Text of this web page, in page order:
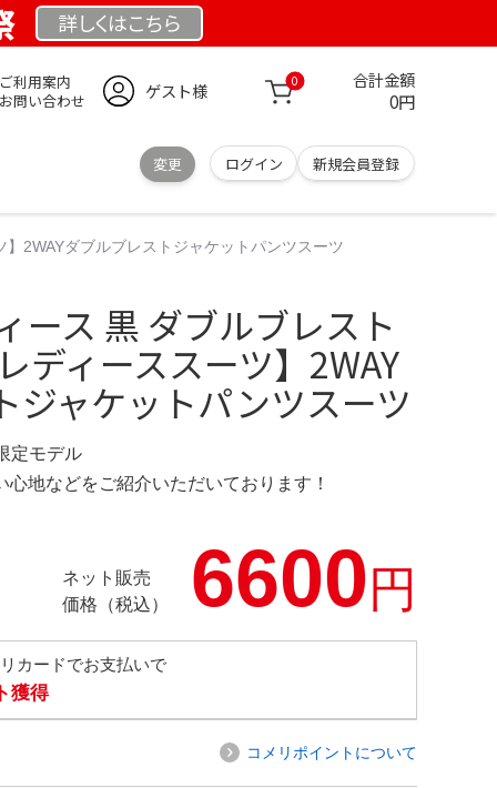
詳しくはこちら
ご利用案内
お問い合わせ
ゲスト様 0 合計金額
0円
変更 ログイン 新規会員登録
2WAYダブルブレストジャケットパンツスーツ
ース 黒 ダブルブレスト
ディーススーツ】2WAY
ジャケットパンツスーツ
定モデル
地などをご紹介いただいております！
ネット販売
価格（税込）
6600円
カードでお支払いで
獲得
コメリポイントについて